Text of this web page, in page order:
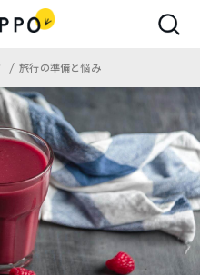
旅行の準備と悩み